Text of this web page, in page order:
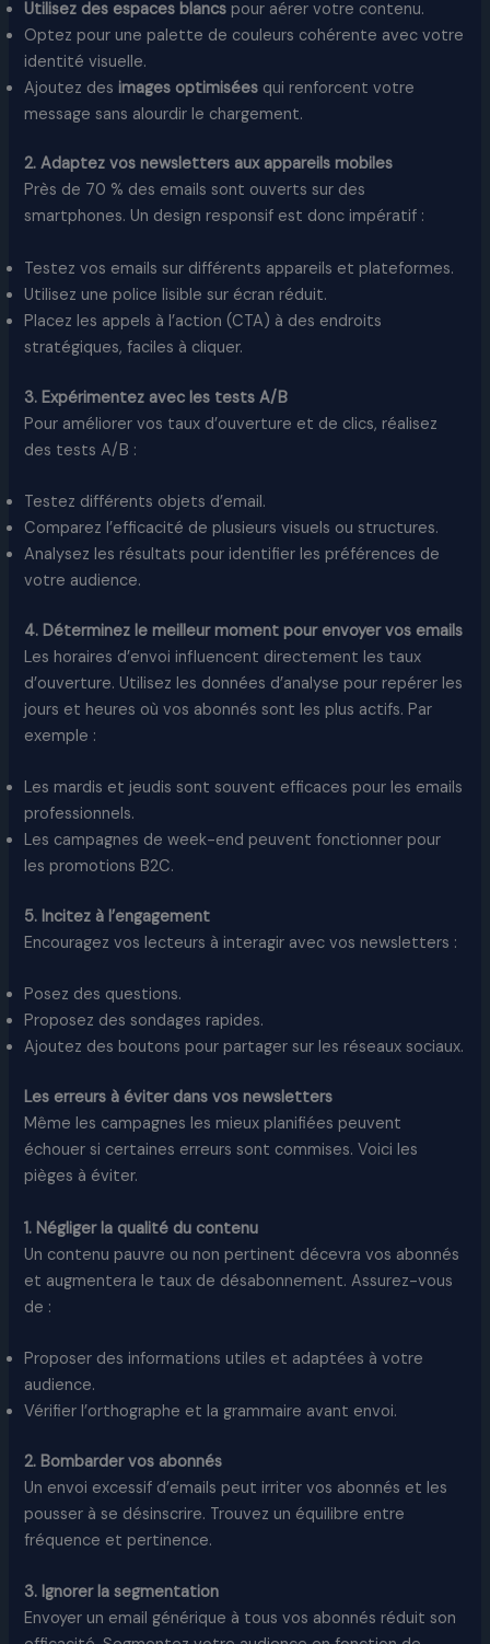
Utilisez des espaces blancs pour aérer votre contenu.
Optez pour une palette de couleurs cohérente avec votre
identité visuelle.
Ajoutez desimages optimisées qui renforcent votre
message sans alourdir le chargement.
2. Adaptez vos newsletters aux appareils mobiles
Près de 70 % des emails sont ouverts sur des
smartphones. Un design responsif est donc impératif :
Testez vos emails sur différents appareils et plateformes.
Utilisez une police lisible sur écran réduit.
Placez les appels à l’action (CTA) à des endroits
stratégiques, faciles à cliquer.
3. Expérimentez avec les tests A/B
Pour améliorer vos taux d’ouverture et de clics, réalisez
des tests A/B :
Testez différents objets d’email.
Comparez l’efficacité de plusieurs visuels ou structures.
Analysez les résultats pour identifier les préférences de
votre audience.
4. Déterminez le meilleur moment pour envoyer vos emails
Les horaires d’envoi influencent directement les taux
d’ouverture. Utilisez les données d’analyse pour repérer les
jours et heures où vos abonnés sont les plus actifs. Par
exemple :
Les mardis et jeudis sont souvent efficaces pour les emails
professionnels.
Les campagnes de week-end peuvent fonctionner pour
les promotions B2C.
5. Incitez à l’engagement
Encouragez vos lecteurs à interagir avec vos newsletters :
Posez des questions.
Proposez des sondages rapides.
Ajoutez des boutons pour partager sur les réseaux sociaux.
Les erreurs à éviter dans vos newsletters
Même les campagnes les mieux planifiées peuvent
échouer si certaines erreurs sont commises. Voici les
pièges à éviter.
1. Négliger la qualité du contenu
Un contenu pauvre ou non pertinent décevra vos abonnés
et augmentera le taux de désabonnement. Assurez-vous
de :
Proposer des informations utiles et adaptées à votre
audience.
Vérifier l’orthographe et la grammaire avant envoi.
2. Bombarder vos abonnés
Un envoi excessif d’emails peut irriter vos abonnés et les
pousser à se désinscrire. Trouvez un équilibre entre
fréquence et pertinence.
3. Ignorer la segmentation
Envoyer un email générique à tous vos abonnés réduit son